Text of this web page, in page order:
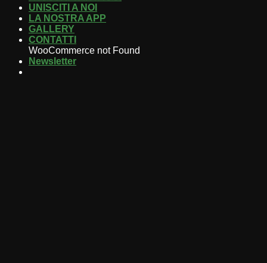
UNISCITI A NOI
LA NOSTRA APP
GALLERY
CONTATTI
WooCommerce not Found
Newsletter